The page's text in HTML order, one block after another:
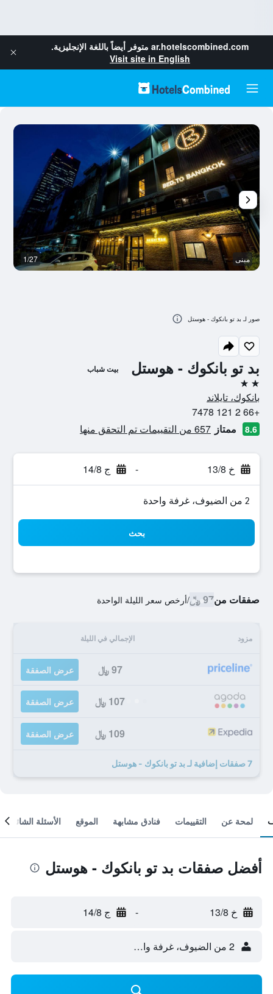
ar.hotelscombined.com متوفر أيضاً باللغة الإنجليزية.
Visit site in English
بد تو بانكوك - هوستل بيت شباب
2 نجمتين
بانكوك، تايلاند
+66 2 121 7478
8.6 ممتاز 657 من التقييمات تم التحقق منها
خ 13/8 - ج 14/8
2 من الضيوف، غرفة واحدة
بحث
صفقات من97 ﷼ /أرخص سعر الليلة الواحدة
مزود الإجمالي في الليلة
97 ﷼ عرض الصفقة
107 ﷼ عرض الصفقة
109 ﷼ عرض الصفقة
7 صفقات إضافية لـ بد تو بانكوك - هوستل
مبنى 1/27
صور لـ بد تو بانكوك - هوستل
لمحة عن التقييمات فنادق مشابهة الموقع الأسئلة الشائعة
أفضل صفقات بد تو بانكوك - هوستل
خ 13/8 - ج 14/8
2 من الضيوف، غرفة واحدة